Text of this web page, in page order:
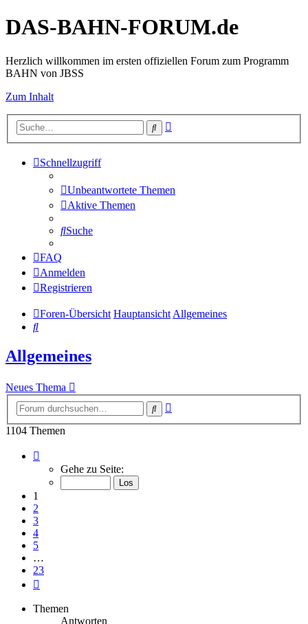
DAS-BAHN-FORUM.de
Herzlich willkommen im ersten offiziellen Forum zum Programm
BAHN von JBSS
Zum Inhalt
Suche
Schnellzugriff
Unbeantwortete Themen
Aktive Themen
Suche
FAQ
Anmelden
Registrieren
Foren-Übersicht HauptansichtAllgemeines
Suche
Allgemeines
Neues Thema
Suche
1104 Themen
von
Gehe zu Seite:
1
2
3
4
5
…
23
Themen
Antworten